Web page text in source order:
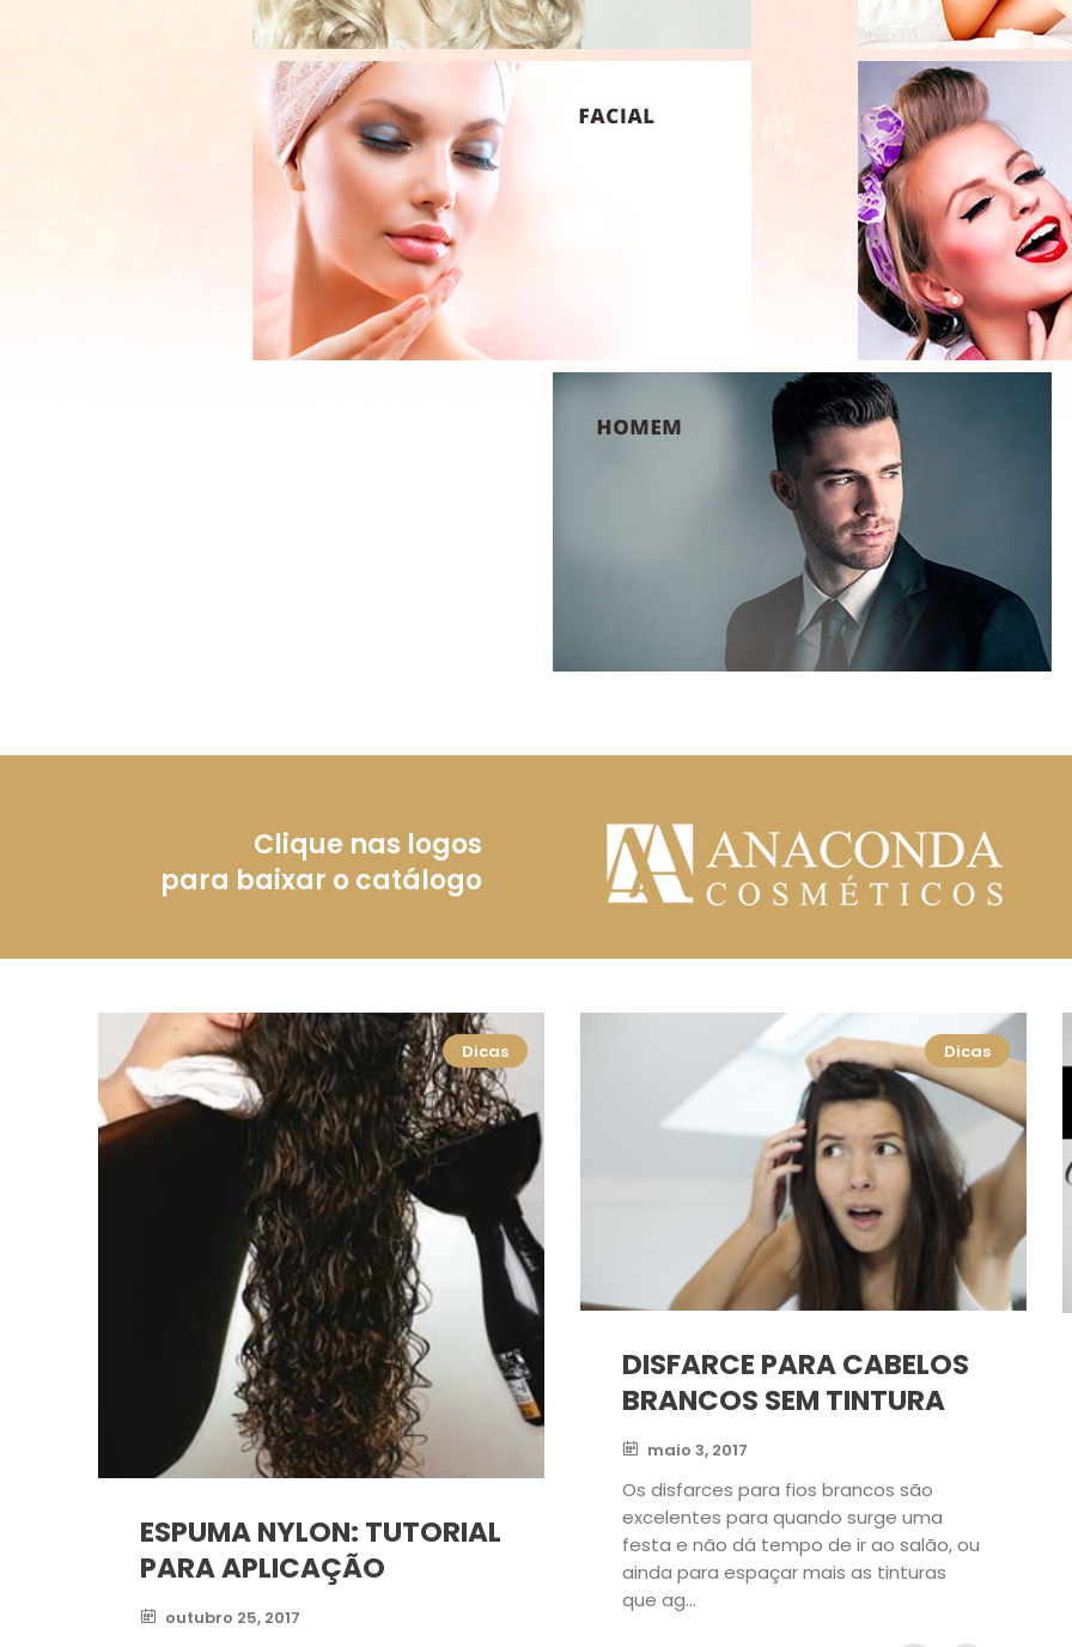
Clique nas logos
para baixar o catálogo
Dicas
ESPUMA NYLON: TUTORIAL
PARA APLICAÇÃO
outubro 25, 2017
Dicas
DISFARCE PARA CABELOS
BRANCOS SEM TINTURA
maio 3, 2017
Os disfarces para fios brancos são
excelentes para quando surge uma
festa e não dá tempo de ir ao salão, ou
ainda para espaçar mais as tinturas
que ag...